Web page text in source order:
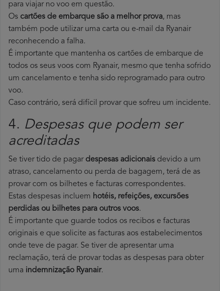
para viajar no voo em questão.
Os cartões de embarque são a melhor prova, mas
também pode utilizar uma carta ou e-mail da Ryanair
reconhecendo a falha.
É importante que mantenha os cartões de embarque de
todos os seus voos com Ryanair, mesmo que tenha sofrido
um cancelamento e tenha sido reprogramado para outro
voo.
Caso contrário, será difícil provar que sofreu um incidente.
4. Despesas que podem ser
acreditadas
Se tiver tido de pagardespesas adicionais devido a um
atraso, cancelamento ou perda de bagagem, terá de as
provar com os bilhetes e facturas correspondentes.
Estas despesas incluem hotéis, refeições, excursões
perdidas ou bilhetes para outros voos.
É importante que guarde todos os recibos e facturas
originais e que solicite as facturas aos estabelecimentos
onde teve de pagar. Se tiver de apresentar uma
reclamação, terá de provar todas as despesas para obter
uma indemnização Ryanair.